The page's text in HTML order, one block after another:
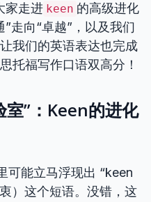
家走进 keen 的高级进化
走向“卓越”，以及我们
我们的英语表达也完成
托福写作口语双高分！
室”：Keen的进化
可能立马浮现出 “keen
）这个短语。没错，这